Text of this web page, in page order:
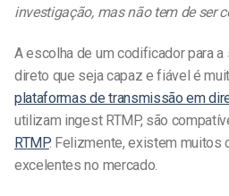
investigação, mas não tem de ser
A escolha de um codificador para
direto que seja capaz e fiável é
plataformas de transmissão em
utilizam ingest RTMP, são
RTMP. Felizmente, existem muitos
excelentes no mercado.